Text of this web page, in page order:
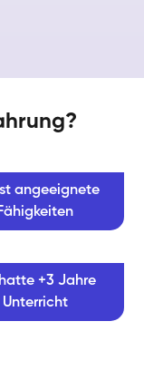
angeeignete
+3 Jahre
Unterricht